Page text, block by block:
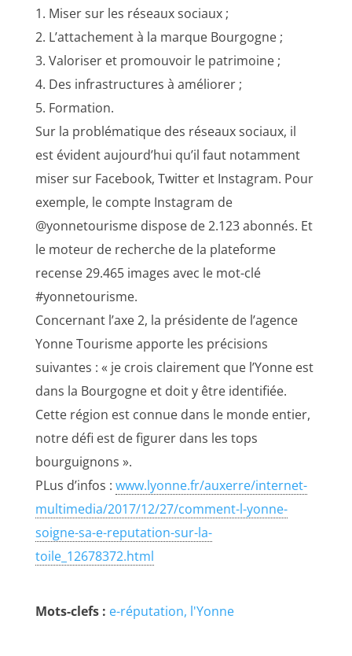
1. Miser sur les réseaux sociaux ;
2. L’attachement à la marque Bourgogne ;
3. Valoriser et promouvoir le patrimoine ;
4. Des infrastructures à améliorer ;
5. Formation.
Sur la problématique des réseaux sociaux, il
est évident aujourd’hui qu’il faut notamment
miser sur Facebook, Twitter et Instagram. Pour
exemple, le compte Instagram de
@yonnetourisme dispose de 2.123 abonnés. Et
le moteur de recherche de la plateforme
recense 29.465 images avec le mot-clé
#yonnetourisme.
Concernant l’axe 2, la présidente de l’agence
Yonne Tourisme apporte les précisions
suivantes : « je crois clairement que l’Yonne est
dans la Bourgogne et doit y être identifiée.
Cette région est connue dans le monde entier,
notre défi est de figurer dans les tops
bourguignons ».
PLus d’infos : www.lyonne.fr/auxerre/internet-
multimedia/2017/12/27/comment-l-yonne-
soigne-sa-e-reputation-sur-la-
toile_12678372.html
Mots-clefs : e-réputation l'Yonne